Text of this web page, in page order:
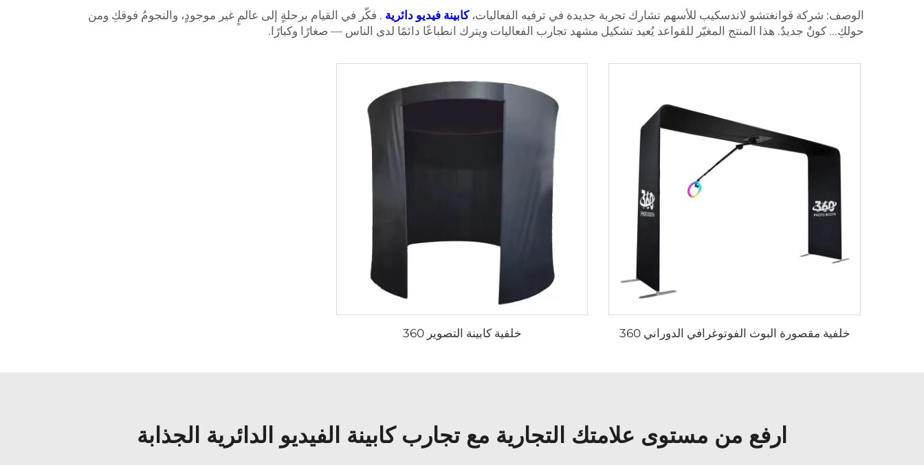
الوصف: شركة قوانغتشو لاندسكيب للأسهم تشارك تجربة جديدة في ترفيه الفعاليات،كابينة فيديو دائرية . فكّر في القيام برحلةٍ إلى عالمٍ غير موجودٍ، والنجومُ فوقكِ ومن
حولكِ... كونٌ جديدٌ. هذا المنتج المغيّر للقواعد يُعيد تشكيل مشهد تجارب الفعاليات ويترك انطباعًا دائمًا لدى الناس — صغارًا وكبارًا.
خلفية مقصورة البوث الفوتوغرافي الدوراني 360 خلفية كابينة التصوير 360
ارفع من مستوى علامتك التجارية مع تجارب كابينة الفيديو الدائرية الجذابة